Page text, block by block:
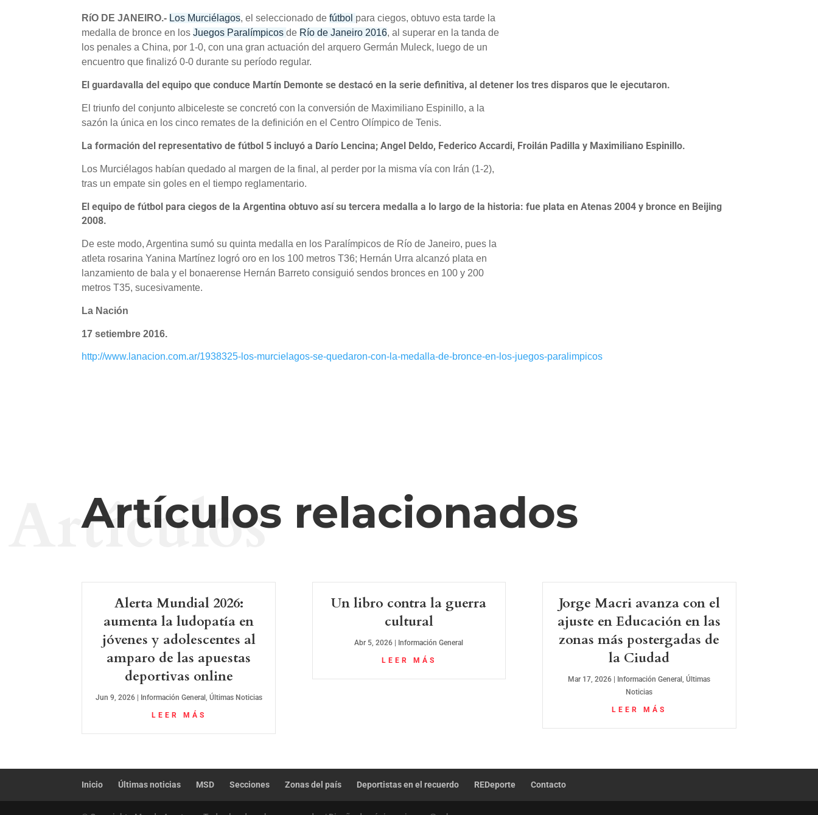
RíO DE JANEIRO.- Los Murciélagos, el seleccionado defútbol para ciegos, obtuvo esta tarde la
medalla de bronce en losJuegos Paralímpicosde Río de Janeiro 2016, al superar en la tanda de
los penales a China, por 1-0, con una gran actuación del arquero Germán Muleck, luego de un
encuentro que finalizó 0-0 durante su período regular.
El guardavalla del equipo que conduce Martín Demonte se destacó en la serie definitiva, al detener los tres disparos que le ejecutaron.
El triunfo del conjunto albiceleste se concretó con la conversión de Maximiliano Espinillo, a la
sazón la única en los cinco remates de la definición en el Centro Olímpico de Tenis.
La formación del representativo de fútbol 5 incluyó a Darío Lencina; Angel Deldo, Federico Accardi, Froilán Padilla y Maximiliano Espinillo.
Los Murciélagos habían quedado al margen de la final, al perder por la misma vía con Irán (1-2),
tras un empate sin goles en el tiempo reglamentario.
El equipo de fútbol para ciegos de la Argentina obtuvo así su tercera medalla a lo largo de la historia: fue plata en Atenas 2004 y bronce en Beijing
2008.
De este modo, Argentina sumó su quinta medalla en los Paralímpicos de Río de Janeiro, pues la
atleta rosarina Yanina Martínez logró oro en los 100 metros T36; Hernán Urra alcanzó plata en
lanzamiento de bala y el bonaerense Hernán Barreto consiguió sendos bronces en 100 y 200
metros T35, sucesivamente.
La Nación
17 setiembre 2016.
http://www.lanacion.com.ar/1938325-los-murcielagos-se-quedaron-con-la-medalla-de-bronce-en-los-juegos-paralimpicos
Artículos relacionados
Artículos
Alerta Mundial 2026:
aumenta la ludopatía en
jóvenes y adolescentes al
amparo de las apuestas
deportivas online
Jun 9, 2026| Información General , Últimas Noticias
LEER MÁS
Un libro contra la guerra
cultural
Abr 5, 2026 Información General
LEER MÁS
Jorge Macri avanza con el
ajuste en Educación en las
zonas más postergadas de
la Ciudad
Mar 17, 2026 Información General,Últimas
Noticias
LEER MÁS
Inicio Últimas noticias MSD Secciones Zonas del país Deportistas en el recuerdo REDeporte Contacto